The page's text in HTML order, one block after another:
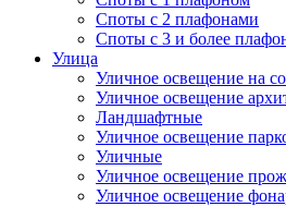
Споты с 2 плафонами
Споты с 3 и более
Улица
Уличное освещение на
Уличное освещение
Ландшафтные
Уличное освещение
Уличные
Уличное освещение
Уличное освещение